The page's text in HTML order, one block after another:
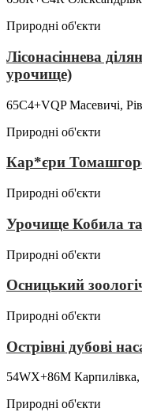
Природні об'єкти
Лісонасіннева
урочище)
65C4+VQP Масевичі,
Природні об'єкти
Кар*єри
Природні об'єкти
Урочище Кобила
Природні об'єкти
Осницький
Природні об'єкти
Острівні дубові
54WX+86M Карпилівка,
Природні об'єкти